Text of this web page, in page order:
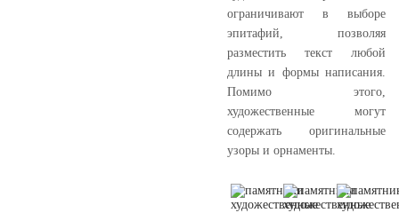
ограничивают в выборе
эпитафий, позволяя
разместить текст любой
длины и формы написания.
Помимо этого,
художественные могут
содержать оригинальные
узоры и орнаменты.